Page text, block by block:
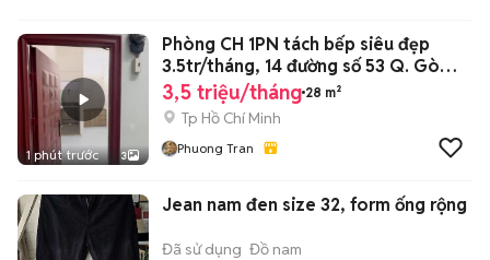
1 phút trước 3
Phòng CH 1PN tách bếp siêu đẹp
3.5tr/tháng, 14 đường số 53 Q. Gò
Vấp.
3,5 triệu/tháng 28 m²
Tp Hồ Chí Minh
Phuong Tran
Jean nam đen size 32, form ống rộng
Đã sử dụng Đồ nam